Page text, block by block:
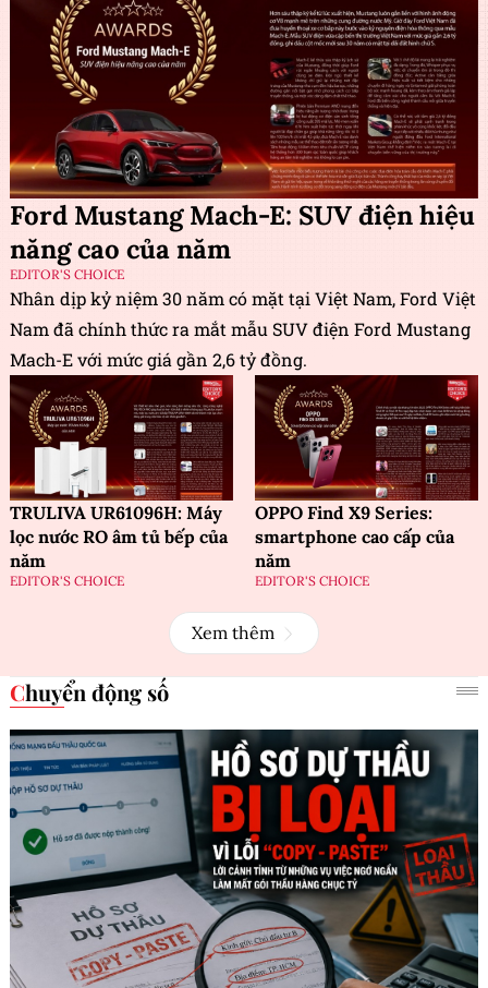
Ford Mustang Mach-E: SUV điện hiệu
năng cao của năm
EDITOR'S CHOICE
Nhân dịp kỷ niệm 30 năm có mặt tại Việt Nam, Ford Việt
Nam đã chính thức ra mắt mẫu SUV điện Ford Mustang
Mach-E với mức giá gần 2,6 tỷ đồng.
TRULIVA UR61096H: Máy
lọc nước RO âm tủ bếp của
năm
EDITOR'S CHOICE
OPPO Find X9 Series:
smartphone cao cấp của
năm
EDITOR'S CHOICE
Xem thêm
Chuyển động số